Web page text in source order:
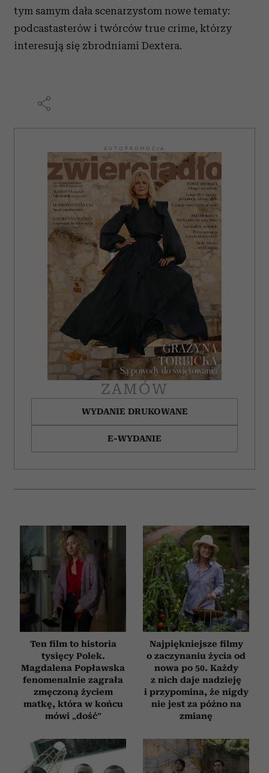
tym samym dała scenarzystom nowe tematy:
podcastasterów i twórców true crime, którzy
interesują się zbrodniami Dextera.
AUTOPROMOCJA
ZAMÓW
WYDANIE DRUKOWANE
E-WYDANIE
Ten film to historia
tysięcy Polek.
Magdalena Popławska
fenomenalnie zagrała
zmęczoną życiem
matkę, która w końcu
mówi „dość”
Najpiękniejsze filmy
o zaczynaniu życia od
nowa po 50. Każdy
z nich daje nadzieję
i przypomina, że nigdy
nie jest za późno na
zmianę